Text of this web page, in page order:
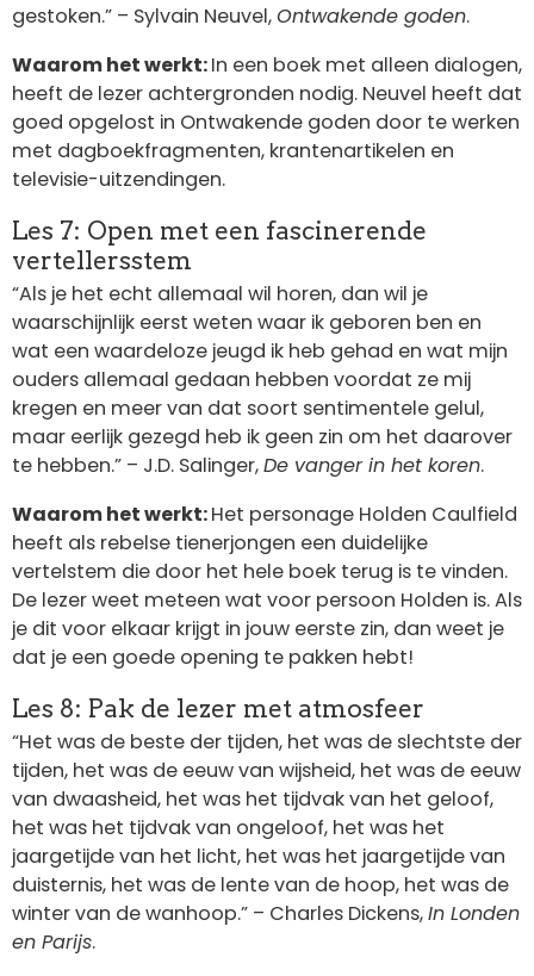
gestoken.” – Sylvain Neuvel,Ontwakende goden.
Waarom het werkt:In een boek met alleen dialogen,
heeft de lezer achtergronden nodig. Neuvel heeft dat
goed opgelost in Ontwakende goden door te werken
met dagboekfragmenten, krantenartikelen en
televisie-uitzendingen.
Les 7: Open met een fascinerende
vertellersstem
“Als je het echt allemaal wil horen, dan wil je
waarschijnlijk eerst weten waar ik geboren ben en
wat een waardeloze jeugd ik heb gehad en wat mijn
ouders allemaal gedaan hebben voordat ze mij
kregen en meer van dat soort sentimentele gelul,
maar eerlijk gezegd heb ik geen zin om het daarover
te hebben.” – J.D. Salinger,De vanger in het koren.
Waarom het werkt:Het personage Holden Caulfield
heeft als rebelse tienerjongen een duidelijke
vertelstem die door het hele boek terug is te vinden.
De lezer weet meteen wat voor persoon Holden is. Als
je dit voor elkaar krijgt in jouw eerste zin, dan weet je
dat je een goede opening te pakken hebt!
Les 8: Pak de lezer met atmosfeer
“Het was de beste der tijden, het was de slechtste der
tijden, het was de eeuw van wijsheid, het was de eeuw
van dwaasheid, het was het tijdvak van het geloof,
het was het tijdvak van ongeloof, het was het
jaargetijde van het licht, het was het jaargetijde van
duisternis, het was de lente van de hoop, het was de
winter van de wanhoop.” – Charles Dickens,In Londen
en Parijs.